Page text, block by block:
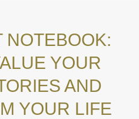
NOTEBOOK:
YOUR
AND
YOUR LIFE